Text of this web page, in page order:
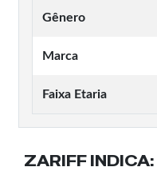
Gênero
Marca
Faixa Etaria
ZARIFF INDICA: